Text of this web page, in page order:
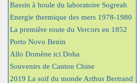
Bassin à houle du laboratoire Sogreah
Energie thermique des mers 1978-1980
La première route du Vercors en 1852
Porto Novo Benin
Allo Domène ici Doha
Souvenirs de Canton Chine
2019 La soif du monde Arthus Bertrand